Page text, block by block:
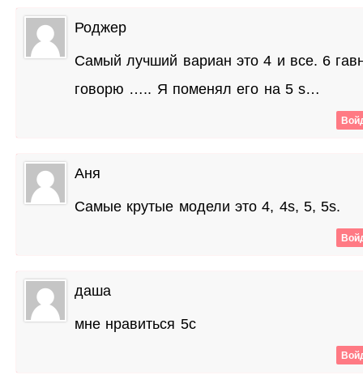
Роджер
Самый лучший вариан это 4 и все. 6
говорю ….. Я поменял его на 5 s…
Аня
Самые крутые модели это 4, 4s, 5, 5s.
даша
мне нравиться 5с